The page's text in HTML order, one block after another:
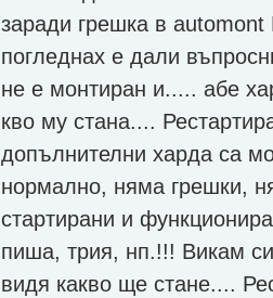
заради грешка в
погледнах е дали
не е монтиран и..... абе
кво му стана....
допълнителни харда са
нормално, няма грешки,
стартирани и
пиша, трия, нп.!!! Викам
видя какво ще стане....